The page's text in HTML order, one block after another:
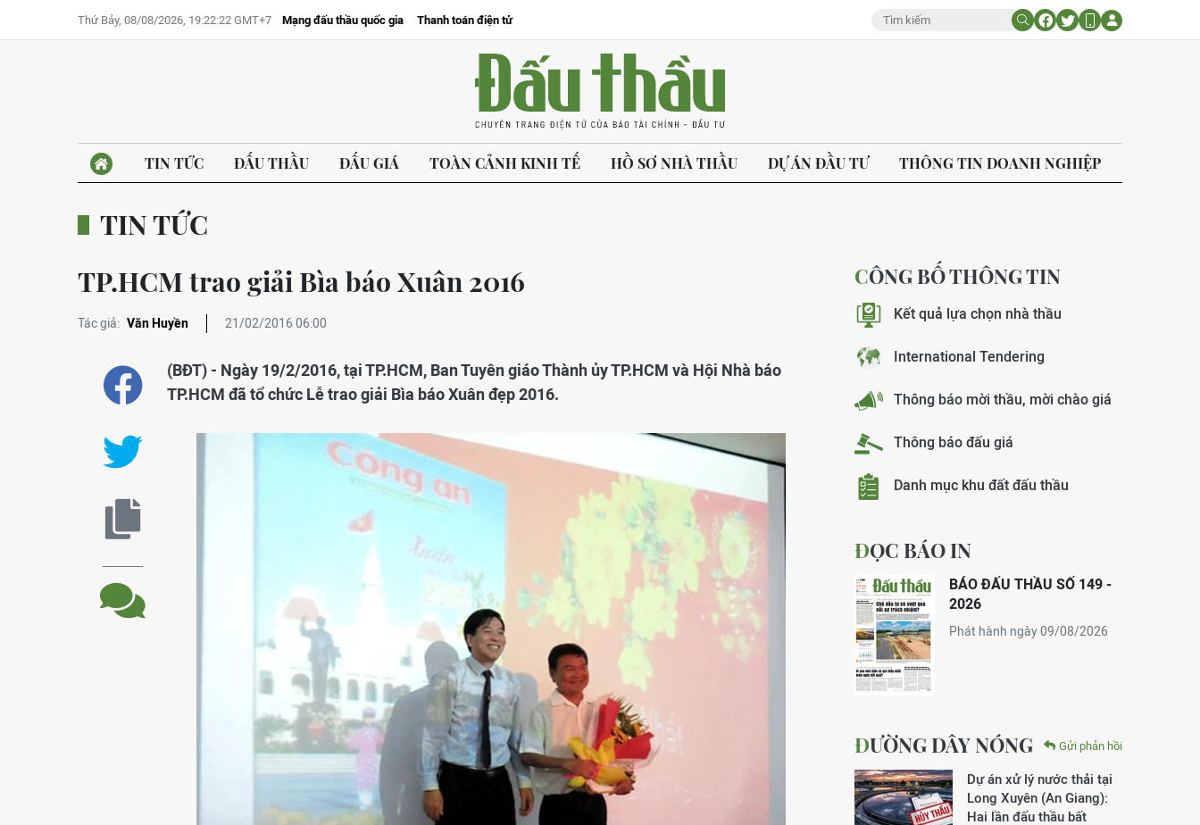
Thứ Bảy, 08/08/2026, 19:22:22 GMT+7 Mạng đấu thầu quốc gia Thanh toán điện tử
TIN TỨC ĐẤU THẦU ĐẤU GIÁ TOÀN CẢNH KINH TẾ HỒ SƠ NHÀ THẦU DỰ ÁN ĐẦU TƯ THÔNG TIN DOANH NGHIỆP
TIN TỨC
TP.HCM trao giải Bìa báo Xuân 2016
Tác giả: Văn Huyền 21/02/2016 06:00
(BĐT) - Ngày 19/2/2016, tại TP.HCM, Ban Tuyên giáo Thành ủy TP.HCM và Hội Nhà báo
TP.HCM đã tổ chức Lễ trao giải Bìa báo Xuân đẹp 2016.
CÔNG BỐ THÔNG TIN
Kết quả lựa chọn nhà thầu
International Tendering
Thông báo mời thầu, mời chào giá
Thông báo đấu giá
Danh mục khu đất đấu thầu
ĐỌC BÁO IN
BÁO ĐẤU THẦU SỐ 149 -
2026
Phát hành ngày 09/08/2026
ĐƯỜNG DÂY NÓNG Gửi phản hồi
Dự án xử lý nước thải tại
Long Xuyên (An Giang):
Hai lần đấu thầu bất